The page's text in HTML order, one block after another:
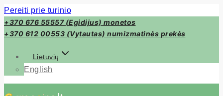
Pereiti prie turinio
+370 676 55557 (Egidijus) monetos
+370 612 00553 (Vytautas) numizmatinės prekės
Lietuvių
English